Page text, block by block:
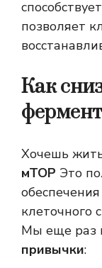
позволяет
Как
Хочешь
мТОР Это
клеточного
Мы еще раз
привычки: